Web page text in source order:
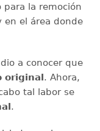
para la remoción
en el área donde
a conocer que
original. Ahora,
tal labor se
.